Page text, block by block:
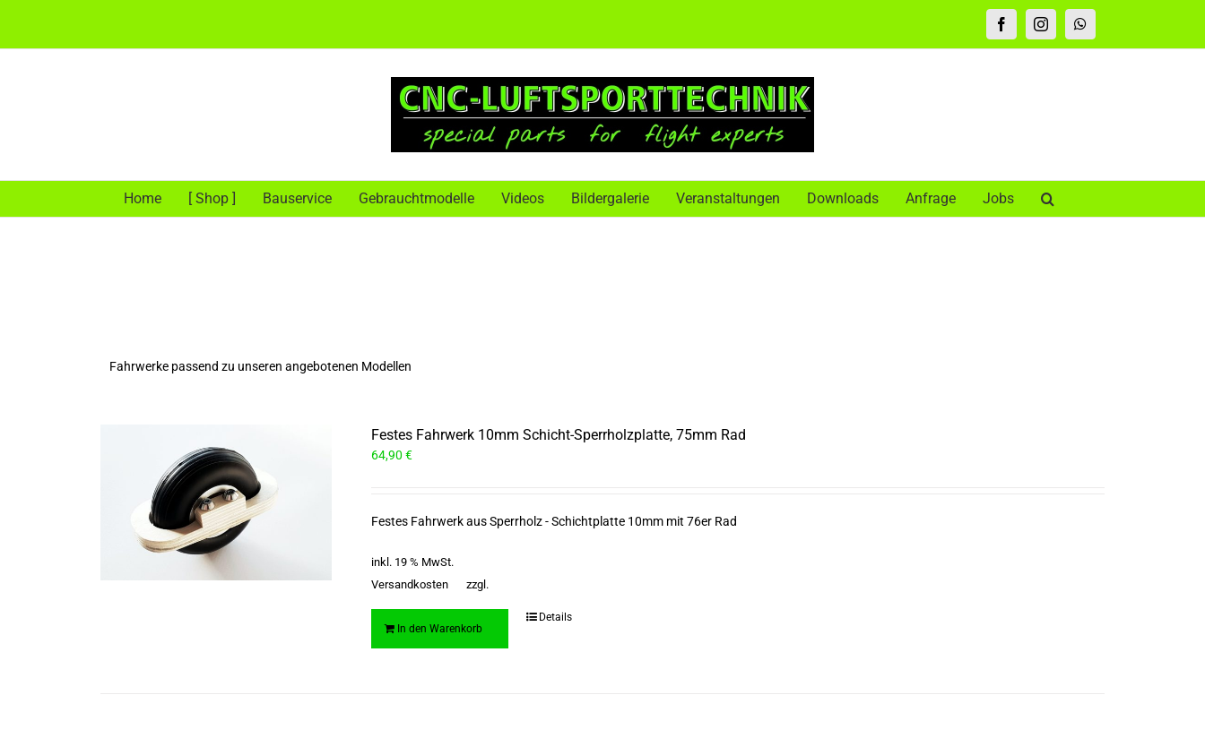
springen
FacebookInstagramWhatsApp
Home [ Shop ] Bauservice Gebrauchtmodelle Videos Bildergalerie Veranstaltungen Downloads Anfrage Jobs
Fahrwerke passend zu unseren angebotenen Modellen
Festes Fahrwerk 10mm Schicht-Sperrholzplatte, 75mm Rad
64,90€
Festes Fahrwerk aus Sperrholz - Schichtplatte 10mm mit 76er Rad
inkl. 19 % MwSt.
zzgl.
Versandkosten
In den Warenkorb
Details